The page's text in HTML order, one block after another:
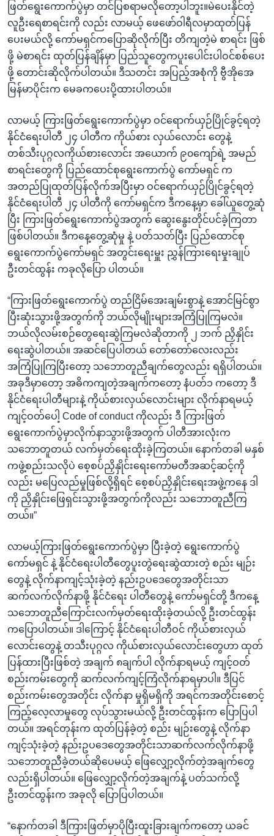
ဖြတ်ရွေးကောက်ပွဲမှာ တင်ပြစရာမလိုတော့ပါဘူး။မဲပေးနိုင်တဲ့
လူဦးရေစာရင်းကို လည်း လာမယ့် ဖေဖော်ဝါရီလမှာထုတ်ပြန်
ပေးမယ်လို့ ကော်မရှင်ကပြောဆိုလိုက်ပြီး တိကျတဲ့မဲ စာရင်း ဖြစ်
ဖို့ မဲစာရင်း ထုတ်ပြန်ချိန်မှာ ပြည်သူတွေကပူးပေါင်းပါဝင်စစ်ပေး
ဖို့ တောင်းဆိုလိုက်ပါတယ်။ ဒီသတင်း အပြည့်အစုံကို ဗွီအိုအေ
မြန်မာပိုင်းက မေခကပေးပို့ထားပါတယ်။
လာမယ့် ကြားဖြတ်ရွေးကောက်ပွဲမှာ ဝင်ရောက်ယှဉ်ပြိုင်ခွင့်ရတဲ့
နိုင်ငံရေးပါတီ ၂၄ ပါတီက ကိုယ်စား လှယ်လောင်း တွေနဲ့
တစ်သီးပုဂ္ဂလကိုယ်စားလောင်း အယောက် ၉၀ကျော်ရဲ့ အမည်
စာရင်းတွေကို ပြည်ထောင်စုရွေးကောက်ပွဲ ကော်မရှင် က
အတည်ပြုထုတ်ပြန်လိုက်အပြီးမှာ ဝင်ရောက်ယှဉ်ပြိုင်ခွင့်ရတဲ့
နိုင်ငံရေးပါတီ ၂၄ ပါတီကို ကော်မရှင်က ဒီကနေ့မှာ ခေါ်ယူတွေ့ဆုံ
ပြီး ကြားဖြတ်ရွေးကောက်ပွဲအတွက် ဆွေးနွေးတိုင်ပင်ခဲ့ကြတာ
ဖြစ်ပါတယ်။ ဒီကနေ့တွေ့ဆုံမှု နဲ့ ပတ်သတ်ပြီး ပြည်ထောင်စု
ရွေးကောက်ပွဲကော်မရှင် အတွင်းရေးမှူး ညွှန်ကြားရေးမှုးချုပ်
ဦးတင်ထွန်း ကခုလိုပြော ပါတယ်။
“ကြားဖြတ်ရွေးကောက်ပွဲ တည်ငြိမ်အေးချမ်းစွာနဲ့ အောင်မြင်စွာ
ပြီးဆုံးသွားဖို့အတွက်ကို ဘယ်လိုမျိုးများအကြံပြုကြမလဲ။
ဘယ်လိုလမ်းစဉ်တွေရေးဆွဲကြမလဲဆိုတာကို ၂ ဘက် ညှိနှိုင်း
ရေးဆွဲပါတယ်။ အဆင်ပြေပါတယ် တော်တော်လေးလည်း
အကြံပြုကြပြီးတော့ သဘောတူညီချက်တွေလည်း ရရှိပါတယ်။
အခုဒီမှာတော့ အဓိကကျတဲ့အချက်ကတော့ နံပတ်၁ ကတော့ ဒီ
နိုင်ငံရေးပါတီများနဲ့ ကိုယ်စားလှယ်လောင်းများ လိုက်နာရမယ့်
ကျင့်ဝတ်ပေါ့ Code of conduct ကိုလည်း ဒီ ကြားဖြတ်
ရွေးကောက်ပွဲမှာလိုက်နာသွားဖို့အတွက် ပါတီအားလုံးက
သဘောတူတယ် လက်မှတ်ရေးထိုးခဲ့ကြတယ်။ နောက်တခါ မနှစ်
ကဖွဲ့စည်းသလိုပဲ စေ့စပ်ညှိနှိုင်းရေးကော်မတီအဆင့်ဆင့်ကို
လည်း မပြေလည်မှုဖြစ်လို့ရှိရင် စေ့စပ်ညှိနှိုင်းရေးအဖွဲ့ကနေ ဒါ
ကို ညှိနှိုင်းဖြေရှင်းသွားဖို့အတွက်ကိုလည်း သဘောတူညီကြ
တယ်။”
လာမယ့်ကြားဖြတ်ရွေးကောက်ပွဲမှာ ပြီးခဲ့တဲ့ ရွေးကောက်ပွဲ
ကော်မရှင် နဲ့ နိုင်ငံရေးပါတီတွေပူးတွဲရေးဆွဲထားတဲ့ စည်း မျဉ်း
တွေနဲ့ လိုက်နာကျင့်သုံးခဲ့တဲ့ နည်းဥပဒေတွေအတိုင်းသာ
ဆက်လက်လိုက်နာဖို့ နိုင်ငံရေး ပါတီတွေနဲ့ ကော်မရှင်တို့ ဒီကနေ့
သဘောတူညီကြောင်းလက်မှတ်ရေးထိုးခဲ့တယ်လို့ ဦးတင်ထွန်း
ကပြောပါတယ်။ ဒါကြောင့် နိုင်ငံရေးပါတီဝင် ကိုယ်စားလှယ်
လောင်းတွေနဲ့ တသီးပုဂ္ဂလ ကိုယ်စားလှယ်လောင်းတွေဟာ ထုတ်
ပြန်ထားပြီးဖြစ်တဲ့ အချက် ၈ချက်ပါ လိုက်နာရမယ့် ကျင့်ဝတ်
စည်းကမ်းတွေကို ဆက်လက်ကျင့်ကြံလိုက်နာရမှာပါ။ ဒီပြင်
စည်းကမ်းတွေအတိုင်း လိုက်နာ မှုရှိမရှိကို အရင်ကအတိုင်းစောင့်
ကြည့်လေ့လာမှုတွေ လုပ်သွားမယ်လို့ ဦးတင်ထွန်းက ပြောပြပါ
တယ်။ အရင်တုန်းက ထုတ်ပြန်ခဲ့တဲ့ စည်း မျဉ်းတွေနဲ့ လိုက်နာ
ကျင့်သုံးခဲ့တဲ့ နည်းဥပဒေတွေအတိုင်းသာဆက်လက်လိုက်နာဖို့
သဘောတူညီခဲ့တယ်ဆိုပေမယ့် ဖြေလျှော့လိုက်တဲ့အချက်တွေ
လည်းရှိပါတယ်။ ဖြေလျှော့လိုက်တဲ့အချက်နဲ့ ပတ်သက်လို့
ဦးတင်ထွန်းက အခုလို ပြောပြပါတယ်။
“နောက်တခါ ဒီကြားဖြတ်မှာပိုပြီးထူးခြားချက်ကတော့ ယခင်